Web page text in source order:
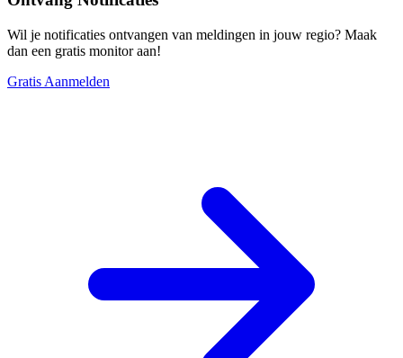
Wil je notificaties ontvangen van meldingen in jouw regio? Maak
dan een gratis monitor aan!
Gratis Aanmelden